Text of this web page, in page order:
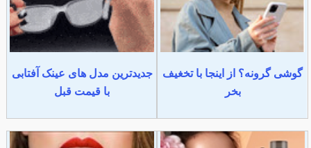
گوشی گرونه؟ از اینجا با تخغیف
بخر
جدیدترین مدل های عینک آفتابی
با قیمت قبل